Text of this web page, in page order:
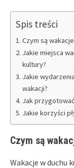
Spis treści
Czym są
Jakie miejsca
kultury?
Jakie
wakacji?
Jak
Jakie korzyści
Czym są
Wakacje w